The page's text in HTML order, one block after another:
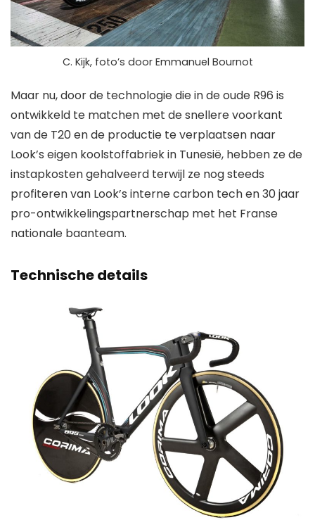
C. Kijk, foto’s door Emmanuel Bournot
Maar nu, door de technologie die in de oude R96 is
ontwikkeld te matchen met de snellere voorkant
van de T20 en de productie te verplaatsen naar
Look’s eigen koolstoffabriek in Tunesië, hebben ze de
instapkosten gehalveerd terwijl ze nog steeds
profiteren van Look’s interne carbon tech en 30 jaar
pro-ontwikkelingspartnerschap met het Franse
nationale baanteam.
Technische details